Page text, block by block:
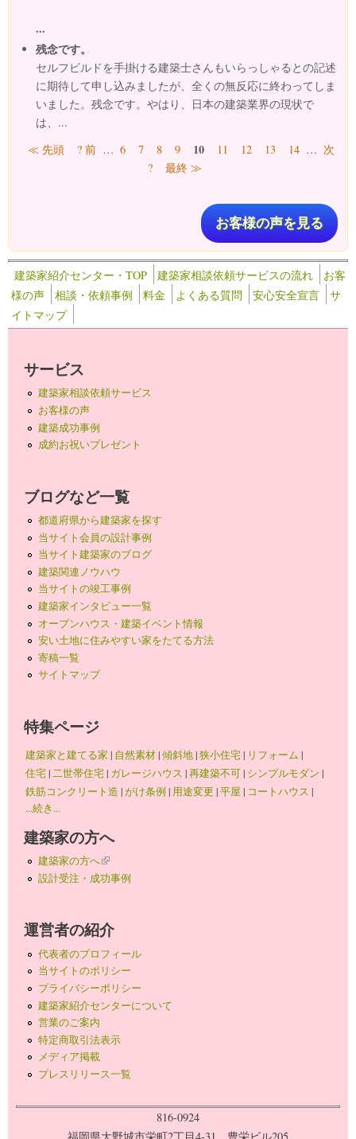
...
残念です。
セルフビルドを手掛ける建築士さんもいらっしゃるとの記述
に期待して申し込みましたが、全くの無反応に終わってしま
いました。残念です。やはり、日本の建築業界の現状で
は、...
ページ
≪ 先頭 ? 前 … 6 7 8 9 10 11 12 13 14 … 次
?
最終 ≫
お客様の声を見る
建築家紹介センター・TOP 建築家相談依頼サービスの流れ
お客
様の声
相談・依頼事例 料金 よくある質問 安心安全宣言
サ
イトマップ
サービス
建築家相談依頼サービス
お客様の声
建築成功事例
成約お祝いプレゼント
ブログなど一覧
都道府県から建築家を探す
当サイト会員の設計事例
当サイト建築家のブログ
建築関連ノウハウ
当サイトの竣工事例
建築家インタビュー一覧
オープンハウス・建築イベント情報
安い土地に住みやすい家をたてる方法
寄稿一覧
サイトマップ
特集ページ
建築家と建てる家 | 自然素材|傾斜地|狭小住宅| リフォーム |
住宅|二世帯住宅| ガレージハウス |再建築不可| シンプルモダン |
鉄筋コンクリート造 |がけ条例 | 用途変更 |平屋 | コートハウス |
...続き...
建築家の方へ
建築家の方へ(link is external)
設計受注・成功事例
運営者の紹介
代表者のプロフィール
当サイトのポリシー
プライバシーポリシー
建築家紹介センターについて
営業のご案内
特定商取引法表示
メディア掲載
プレスリリース一覧
816-0924